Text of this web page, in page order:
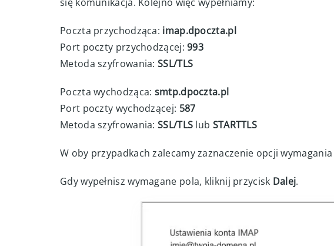
Poczta przychodząca: imap.dpoczta.pl
Port poczty przychodzącej:993
Metoda szyfrowania: SSL/TLS
Poczta wychodząca: smtp.dpoczta.pl
Port poczty wychodzącej: 587
Metoda szyfrowania: SSL/TLS lub STARTTLS
W oby przypadkach zalecamy zaznaczenie opcji
Gdy wypełnisz wymagane pola, kliknij przycisk Dalej.